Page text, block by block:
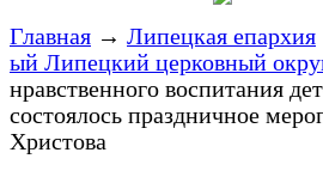
Главная → Липецкая епархия
ый Липецкий церковный
нравственного воспитания
состоялось праздничное
Христова